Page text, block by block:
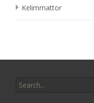
Kelimmattor
for: